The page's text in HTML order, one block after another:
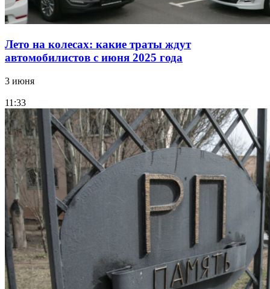
Лето на колесах: какие траты ждут
автомобилистов с июня 2025 года
3 июня
11:33